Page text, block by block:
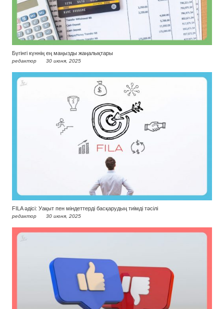
Бүгінгі күннің ең маңызды жаңалықтары
редактор 30 июня, 2025
FILA әдісі: Уақыт пен міндеттерді басқарудың тиімді тәсілі
редактор 30 июня, 2025